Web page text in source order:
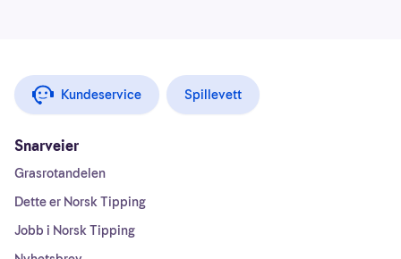
Kundeservice Spillevett
Snarveier
Grasrotandelen
Dette er Norsk Tipping
Jobb i Norsk Tipping